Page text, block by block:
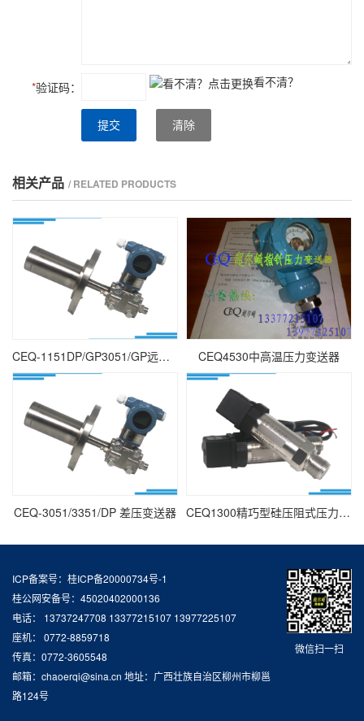
*验证码： 看不清？
提交 清除
相关产品 / RELATED PRODUCTS
CEQ-1151DP/GP3051/GP远传压力差压变送器 CEQ4530中高温压力变送器
CEQ-3051/3351/DP 差压变送器 CEQ1300精巧型硅压阻式压力变送器
微信扫一扫
ICP备案号：桂ICP备20000734号-1
桂公网安备号：45020402000136
电话： 13737247708 13377215107 13977225107
座机： 0772-8859718
传真：0772-3605548
邮箱：chaoerqi@sina.cn 地址：广西壮族自治区柳州市柳邕
路124号